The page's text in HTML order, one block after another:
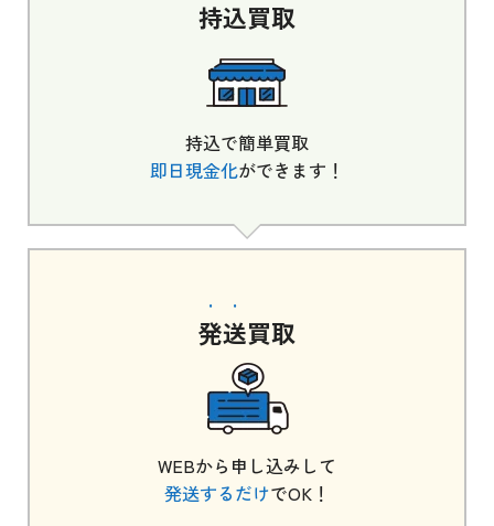
持込買取
持込で簡単買取
即日現金化ができます！
発送買取
WEBから申し込みして
発送するだけでOK！